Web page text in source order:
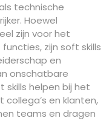
technische
Hoewel
zijn voor het
zijn soft skills
en
onschatbare
skills helpen bij het
en klanten,
teams en dragen